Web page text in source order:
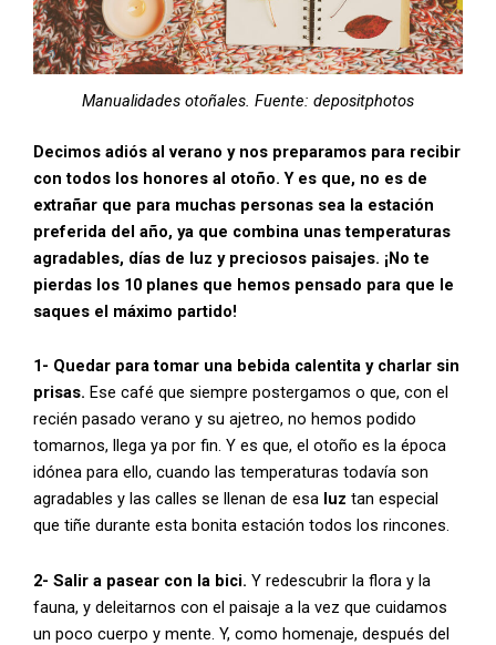
Manualidades otoñales. Fuente: depositphotos
Decimos adiós al verano y nos preparamos para recibir
con todos los honores al otoño. Y es que, no es de
extrañar que para muchas personas sea la estación
preferida del año, ya que combina unas temperaturas
agradables, días de luz y preciosos paisajes. ¡No te
pierdas los 10 planes que hemos pensado para que le
saques el máximo partido!
1- Quedar para tomar una bebida calentita y charlar sin
prisas. Ese café que siempre postergamos o que, con el
recién pasado verano y su ajetreo, no hemos podido
tomarnos, llega ya por fin. Y es que, el otoño es la época
idónea para ello, cuando las temperaturas todavía son
agradables y las calles se llenan de esa luz tan especial
que tiñe durante esta bonita estación todos los rincones.
2- Salir a pasear con la bici. Y redescubrir la flora y la
fauna, y deleitarnos con el paisaje a la vez que cuidamos
un poco cuerpo y mente. Y, como homenaje, después del